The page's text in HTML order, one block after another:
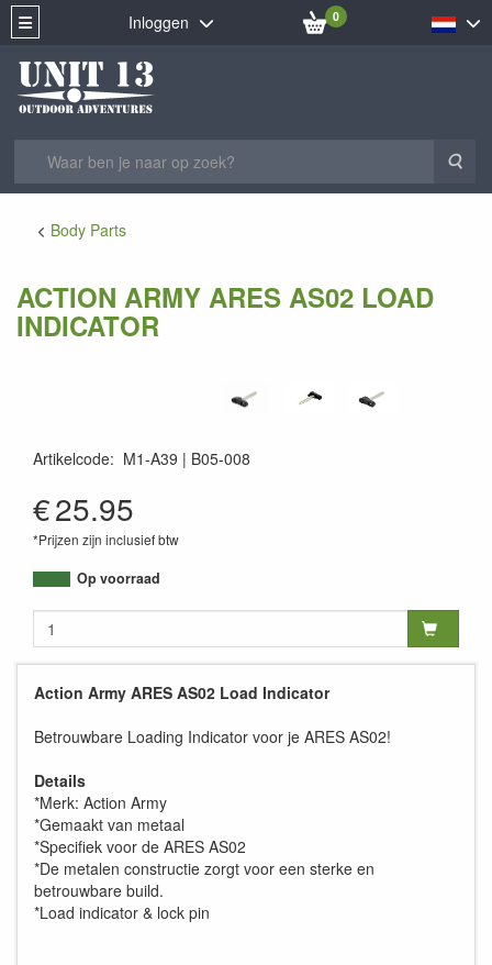
Inloggen 0
Body Parts
ACTION ARMY ARES AS02 LOAD
INDICATOR
Artikelcode: M1-A39
B05-008
€25.95
*Prijzen zijn inclusief btw
Op voorraad
Action Army ARES AS02 Load Indicator
Betrouwbare Loading Indicator voor je ARES AS02!
Details
*Merk: Action Army
*Gemaakt van metaal
*Specifiek voor de ARES AS02
*De metalen constructie zorgt voor een sterke en
betrouwbare build.
*Load indicator & lock pin